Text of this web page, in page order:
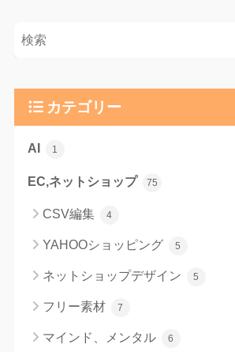
カテゴリー
AI 1
EC,ネットショップ 75
CSV編集 4
YAHOOショッピング 5
ネットショップデザイン 5
フリー素材 7
マインド、メンタル 6